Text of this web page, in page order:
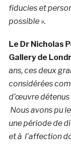
fiducies et
possible ».
Le Dr Nicholas
Gallery de
ans, ces deux
considérées
d’œuvre détenus
Nous avons pu
une période de
et à l’affection